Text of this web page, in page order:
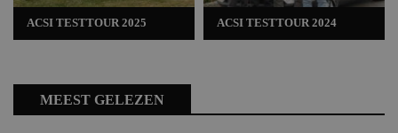
ACSI TESTTOUR 2025 ACSI TESTTOUR 2024
MEEST GELEZEN